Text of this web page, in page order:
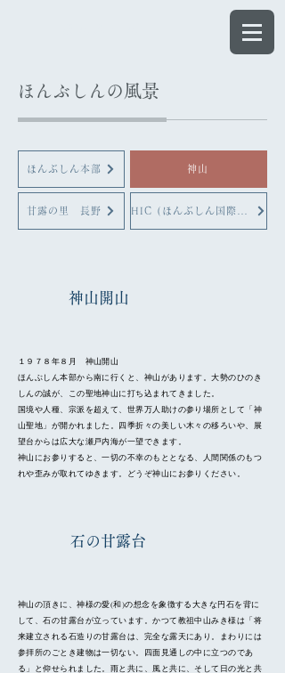
ほんぶしんの風景
ほんぶしん本部 神山
甘露の里 長野
​神山開山
１９７８年８月 神山開山
ほんぶしん本部から南に行くと、神山があります。大勢のひのき
しんの誠が、この聖地神山に打ち込まれてきました。
国境や人種、宗派を超えて、世界万人助けの参り場所として「神
山聖地」が開かれました。 四季折々の美しい木々の移ろいや、展
望台からは広大な瀬戸内海が一望できます。
​神山にお参りすると、一切の不幸のもととなる、人間関係のもつ
れや歪みが取れてゆきます。どうぞ神山にお参りください。
​石の甘露台
神山の頂きに、神様の愛(和)の想念を象徴する大きな円石を背に
して、石の甘露台が立っています。かつて教祖中山みき様は「将
来建立される石造りの甘露台は、完全な露天にあり。まわりには
参拝所のごとき建物は一切ない。四面見通しの中に立つのであ
る」と仰せられました。雨と共に、風と共に、そして日の光と共